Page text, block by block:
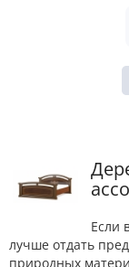
Если
лучше отдать
природных